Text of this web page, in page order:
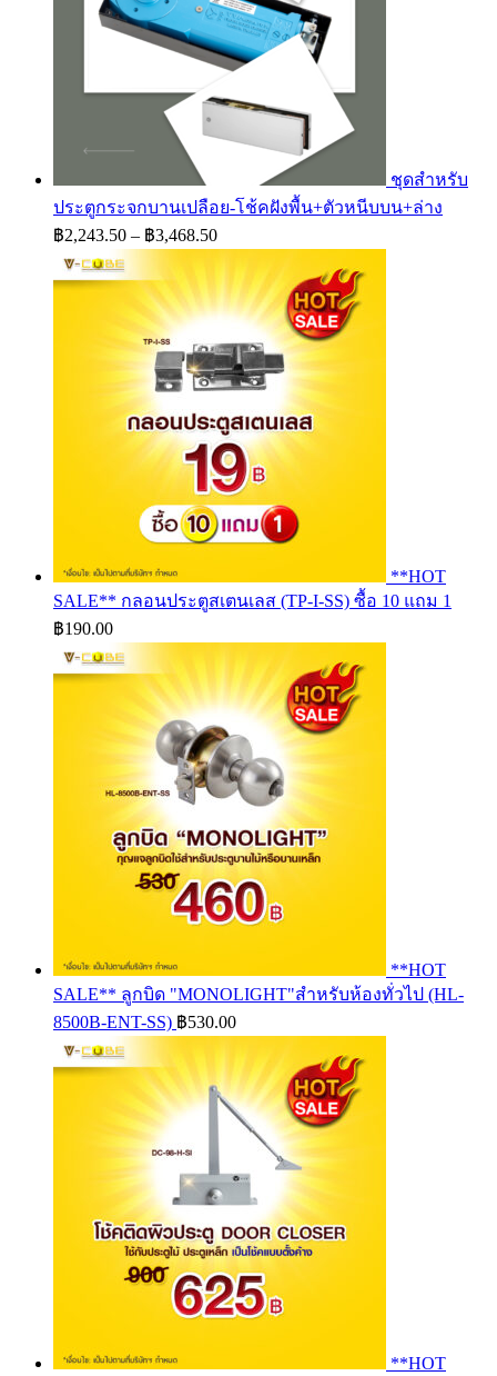
ชุดสำหรับ
ประตูกระจกบานเปลือย-โช้คฝังพื้น+ตัวหนีบบน+ล่าง
฿2,243.50 – ฿3,468.50Price
range:
฿2,243.50
through
฿3,468.50
**HOT
SALE** กลอนประตูสเตนเลส (TP-I-SS) ซื้อ 10 แถม 1
฿190.00
**HOT
SALE** ลูกบิด "MONOLIGHT"สำหรับห้องทั่วไป (HL-
8500B-ENT-SS) ฿530.00
**HOT